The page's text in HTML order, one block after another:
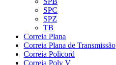
SPC
SPZ
TB
Correia Plana
Correia Plana de Transmissão
Correia Policord
Correia Poly V